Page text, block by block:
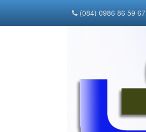
(084) 0986 86 59 67